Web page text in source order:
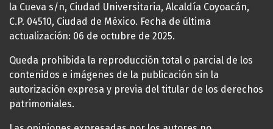
la Cueva s/n, Ciudad Universitaria, Alcaldía Coyoacán,
C.P. 04510, Ciudad de México. Fecha de última
actualización: 06 de octubre de 2025.
Queda prohibida la reproducción total o parcial de los
contenidos e imágenes de la publicación sin la
autorización expresa y previa del titular de los derechos
patrimoniales.